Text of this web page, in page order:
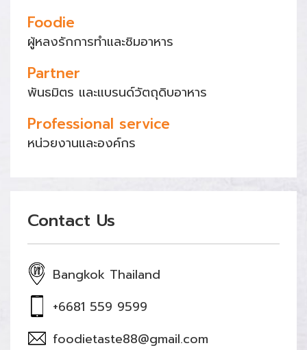
Foodie
ผู้หลงรักการทำและชิมอาหาร
Partner
พันธมิตร และแบรนด์วัตถุดิบอาหาร
Professional service
หน่วยงานและองค์กร
Contact Us
Bangkok Thailand
+6681 559 9599
foodietaste88@gmail.com